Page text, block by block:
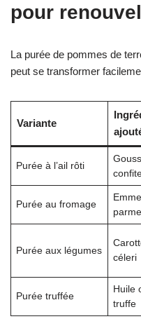
pour
La purée de pommes de
peut se transformer
Variante
Purée à l’ail rôti
Purée au fromage
Purée aux légumes
céleri
Purée truffée
Huile
truffe